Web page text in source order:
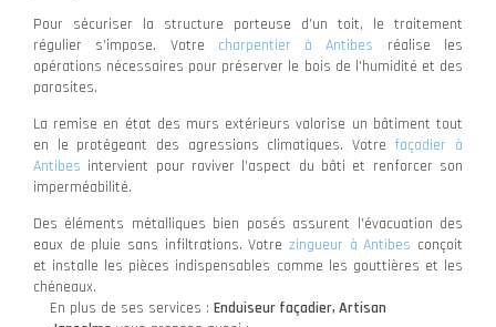
Pour sécuriser la structure porteuse d’un toit, le traitement
régulier s’impose. Votre charpentier à Antibes réalise les
opérations nécessaires pour préserver le bois de l'humidité et des
parasites.
La remise en état des murs extérieurs valorise un bâtiment tout
en le protégeant des agressions climatiques. Votre façadier à
Antibes intervient pour raviver l’aspect du bâti et renforcer son
imperméabilité.
Des éléments métalliques bien posés assurent l’évacuation des
eaux de pluie sans infiltrations. Votre zingueur à Antibes conçoit
et installe les pièces indispensables comme les gouttières et les
chéneaux.
En plus de ses services : Enduiseur façadier, Artisan